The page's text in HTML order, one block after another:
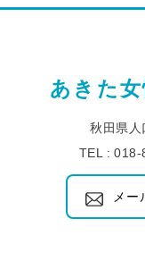
あきた
秋田県人
TEL :
メー